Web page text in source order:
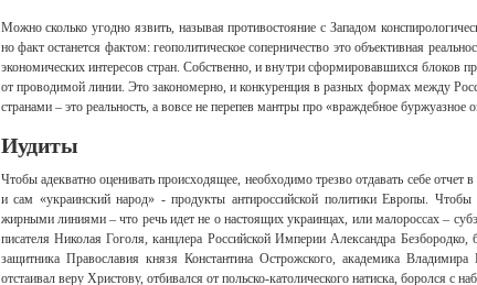
Можно сколько угодно язвить, называя противостояние с Западом
но факт останется фактом: геополитическое соперничество это объективная
экономических интересов стран. Собственно, и внутри сформировавшихся блоков
от проводимой линии. Это закономерно, и конкуренция в разных формах между
странами – это реальность, а вовсе не перепев мантры про «враждебное буржуазное
Иудиты
Чтобы адекватно оценивать происходящее, необходимо трезво отдавать себе отчет
и сам «украинский народ» - продукты антироссийской политики Европы.
жирными линиями – что речь идет не о настоящих украинцах, или малороссах –
писателя Николая Гоголя, канцлера Российской Империи Александра Безбородко,
защитника Православия князя Константина Острожского, академика
отстаивал веру Христову, отбивался от польско-католического натиска, боролся с